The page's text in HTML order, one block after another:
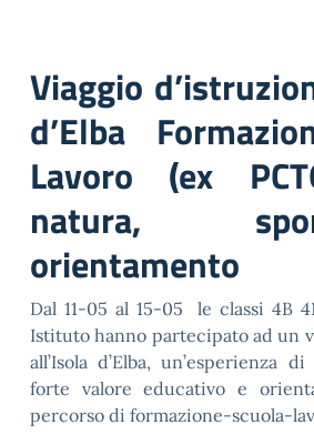
Viaggio
d’Elba
Lavoro (ex
natura,
orientamento
Dal 11-05 al 15-05 le classi 4B
Istituto hanno partecipato ad un
all’Isola d’Elba, un’esperienza
forte valore educativo e
percorso di formazione-scuola-